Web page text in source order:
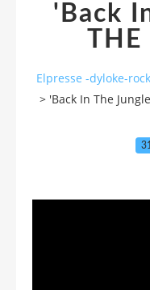
'Back
THE
Elpresse -dyloke-
> 'Back In The